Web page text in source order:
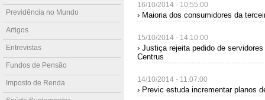
Previdência no Mundo
Artigos
Entrevistas
Fundos de Pensão
Imposto de Renda
16/10/2014 - 10:55:00
› Maioria dos consumidores da
15/10/2014 - 14:10:00
› Justiça rejeita pedido de
Centrus
14/10/2014 - 11:07:00
› Previc estuda incrementar planos